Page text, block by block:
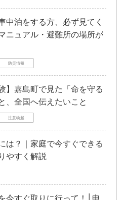
中泊をする方、必ず見てく
ニュアル・避難所の場所が
防災情報
】嘉島町で見た「命を守る
、全国へ伝えたいこと
注意喚起
は？｜家庭で今すぐできる
やすく解説